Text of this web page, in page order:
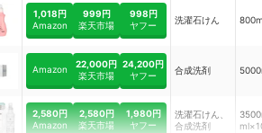
1,018円
Amazon
999円
楽天市場
998円
ヤフー
洗濯石けん
Amazon
22,000円
楽天市場
24,200円
ヤフー
合成洗剤
2,580円
Amazon
2,580円
楽天市場
1,980円
ヤフー
洗濯石けん、
合成洗剤